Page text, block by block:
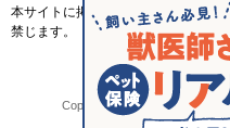
本サイトに掲載されている記事・写
禁じます。
会社案内 個人情報
Copyright © Benesse Style